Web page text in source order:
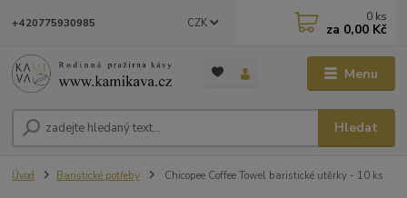
Menu
CZK
Hledat
+420775930985 0 ks
za 0,00 Kč
Úvod Baristické potřeby Chicopee Coffee Towel baristické utěrky - 10 ks